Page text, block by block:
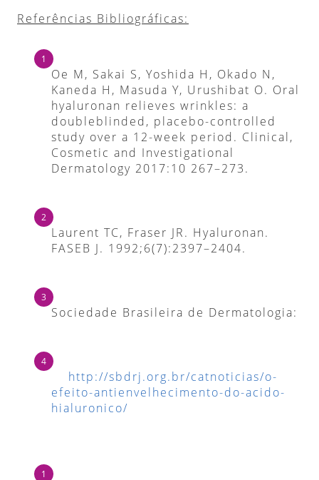
Referências Bibliográficas:
Oe M, Sakai S, Yoshida H, Okado N,
Kaneda H, Masuda Y, Urushibat O. Oral
hyaluronan relieves wrinkles: a
doubleblinded, placebo-controlled
study over a 12-week period. Clinical,
Cosmetic and Investigational
Dermatology 2017:10 267–273.
Laurent TC, Fraser JR. Hyaluronan.
FASEB J. 1992;6(7):2397–2404.
Sociedade Brasileira de Dermatologia:
http://sbdrj.org.br/catnoticias/o-
efeito-antienvelhecimento-do-acido-
hialuronico/